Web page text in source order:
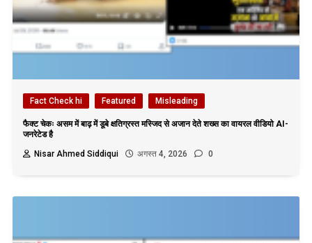
Fact Check hi Featured Misleading
फैक्ट चेकः असम में बाढ़ में डूबे क्षतिग्रस्त मस्जिद से अजान देते शख्स का वायरल वीडियो AI-
जनरेटेड है
Nisar Ahmed Siddiqui
अगस्त 4, 2026 0